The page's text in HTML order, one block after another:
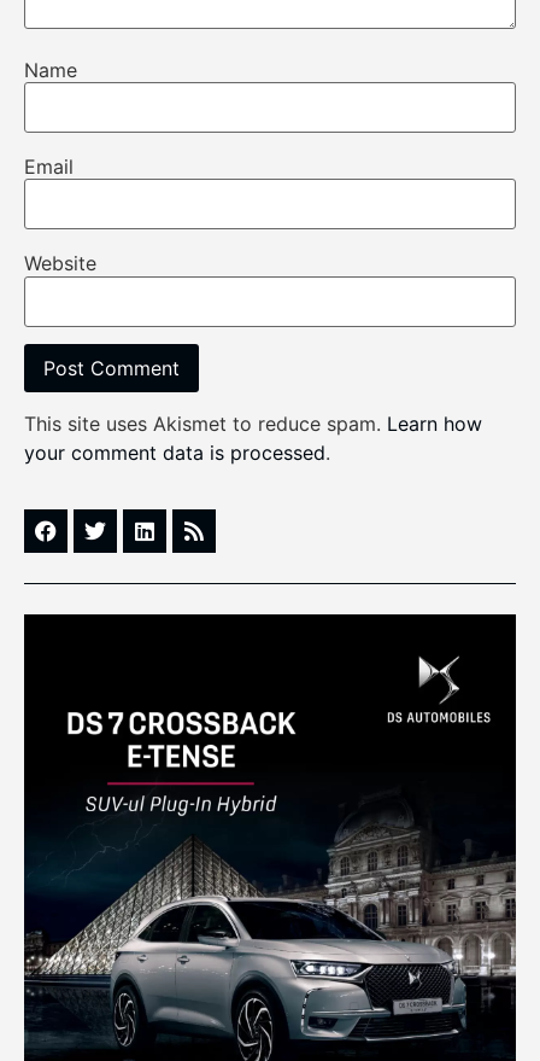
Name
Email
Website
This site uses Akismet to reduce spam. Learn how
your comment data is processed.